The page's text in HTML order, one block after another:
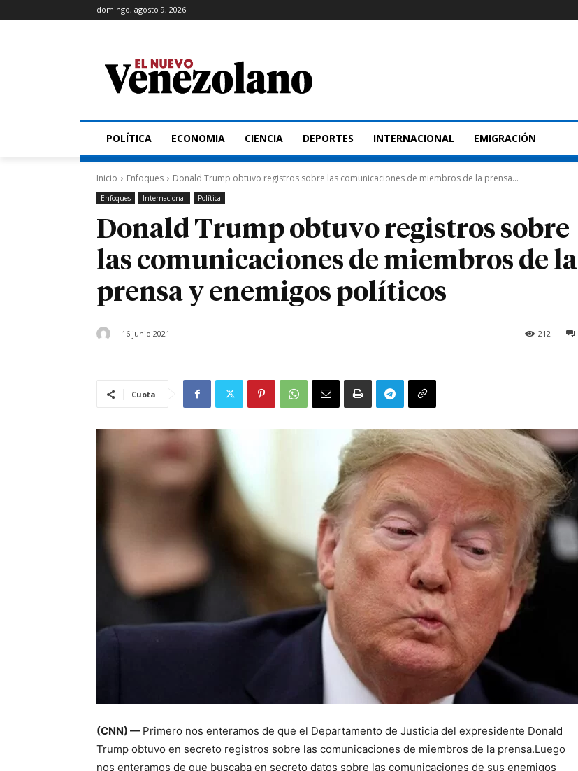
domingo, agosto 9, 2026
POLÍTICA ECONOMIA CIENCIA DEPORTES INTERNACIONAL EMIGRACIÓN
Inicio Enfoques Donald Trump obtuvo registros sobre las comunicaciones de miembros de la prensa...
Enfoques Internacional Política
Donald Trump obtuvo registros sobre
las comunicaciones de miembros de la
prensa y enemigos políticos
16 junio 2021 212
Cuota
(CNN) — Primero nos enteramos de que el Departamento de Justicia del expresidente Donald
Trump obtuvo en secreto registros sobre las comunicaciones de miembros de la prensa.Luego
nos enteramos de que buscaba en secreto datos sobre las comunicaciones de sus enemigos